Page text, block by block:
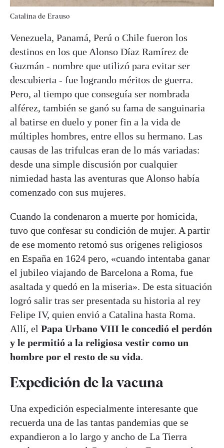
Catalina de Erauso
Venezuela, Panamá, Perú o Chile fueron los
destinos en los que Alonso Díaz Ramírez de
Guzmán - nombre que utilizó para evitar ser
descubierta - fue logrando méritos de guerra.
Pero, al tiempo que conseguía ser nombrada
alférez, también se ganó su fama de sanguinaria
al batirse en duelo y poner fin a la vida de
múltiples hombres, entre ellos su hermano. Las
causas de las trifulcas eran de lo más variadas:
desde una simple discusión por cualquier
nimiedad hasta las aventuras que Alonso había
comenzado con sus mujeres.
Cuando la condenaron a muerte por homicida,
tuvo que confesar su condición de mujer. A partir
de ese momento retomó sus orígenes religiosos
en España en 1624 pero, «cuando intentaba ganar
el jubileo viajando de Barcelona a Roma, fue
asaltada y quedó en la miseria». De esta situación
logró salir tras ser presentada su historia al rey
Felipe IV, quien envió a Catalina hasta Roma.
Allí, el Papa Urbano VIII le concedió el perdón
y le permitió a la religiosa vestir como un
hombre por el resto de su vida.
Expedición de la vacuna
Una expedición especialmente interesante que
recuerda una de las tantas pandemias que se
expandieron a lo largo y ancho de La Tierra